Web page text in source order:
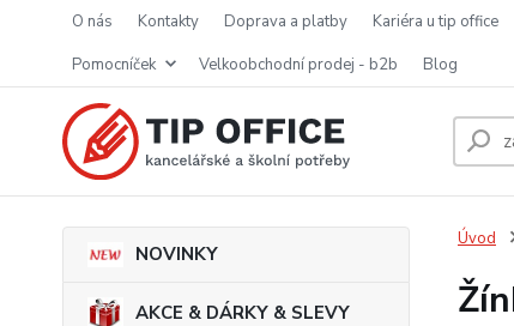
o nás kontakty doprava a platby kariéra u tip office
pomocníček
velkoobchodní prodej - b2b blog
NOVINKY
AKCE & DÁRKY & SLEVY
Úvod